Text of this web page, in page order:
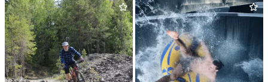
AKTIVT UTE­LIV — PADDLING
AKTIVT UTE­LIV —
HÖGHÖJDSBANA